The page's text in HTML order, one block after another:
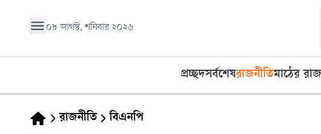
০৮ আগস্ট, শনিবার ২০২৬
প্রচ্ছদসর্বশেষরাজনীতিমাঠের
রাজনীতি বিএনপি